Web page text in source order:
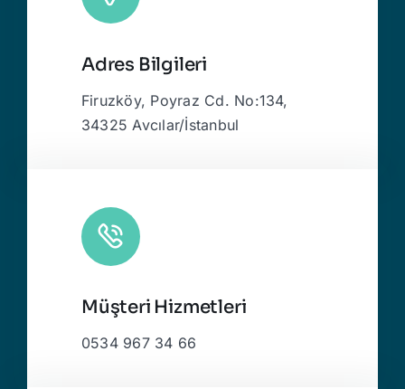
Adres Bilgileri
Firuzköy, Poyraz Cd. No:134,
34325 Avcılar/İstanbul
Müşteri Hizmetleri
0534 967 34 66